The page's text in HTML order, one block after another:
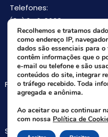
Telefones:
(85) 3512-8668
(85) 9 8165-
E-mail:
faifce@faifce.ifce.edu.br
Fale agora com nossa
Siga-nos nas redes sociais:
Recolhemos e tratamos
como endereço IP,
dados são essenciais para
contêm informações que o
e-mail ou telefone e são
conteúdos do site, integrar
o tráfego recebido. Toda
agregada e anônima.
Ao aceitar ou ao continuar
com nossa Política de